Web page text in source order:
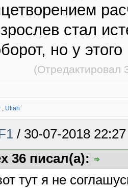
стал
но у
(Отредактировал
, Uliah
/ 30-07-2018 22:27
36 писал(а):
тут я не